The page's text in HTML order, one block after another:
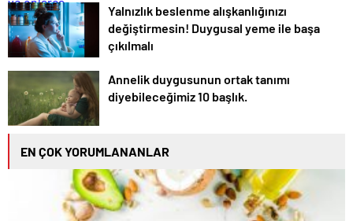
Yalnızlık beslenme alışkanlığınızı
değiştirmesin! Duygusal yeme ile başa
çıkılmalı
Annelik duygusunun ortak tanımı
diyebileceğimiz 10 başlık.
EN ÇOK YORUMLANANLAR